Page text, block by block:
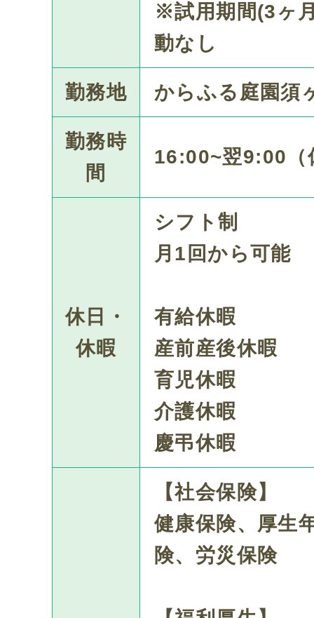
※試用期間(3ヶ
動なし
勤務地 からふる庭園
勤務時
間
16:00~翌9:00（
休日・
休暇
シフト制
月1回から可能
有給休暇
産前産後休暇
育児休暇
介護休暇
慶弔休暇
【社会保険】
健康保険、厚生
険、労災保険